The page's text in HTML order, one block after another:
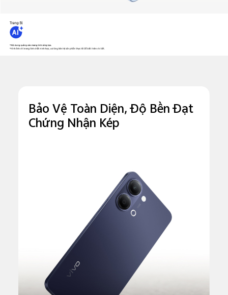
Bảo Vệ Toàn Diện,Độ Bền Đạt
Chứng Nhận Kép